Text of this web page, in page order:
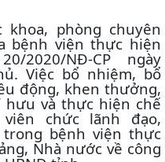
phòng chuyên
bệnh viện thực hiện
2020/NĐ-CP ngày
Việc bổ nhiệm, bổ
động, khen thưởng,
và thực hiện chế
chức lãnh đạo,
bệnh viện thực
Nhà nước về công